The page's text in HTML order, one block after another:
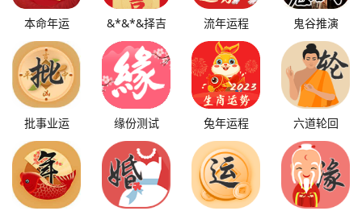
本命年运 &*&*&择吉 流年运程 鬼谷推演
批事业运 缘份测试 兔年运程 六道轮回